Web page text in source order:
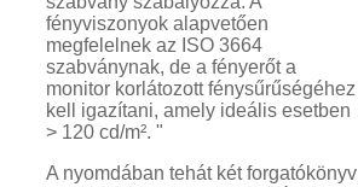
fényviszonyok alapvetően
megfelelnek az ISO 3664
szabványnak, de a fényerőt a
monitor korlátozott fénysűrűségéhez
kell igazítani, amely ideális esetben
> 120 cd/m². "
A nyomdában tehát két forgatókönyv